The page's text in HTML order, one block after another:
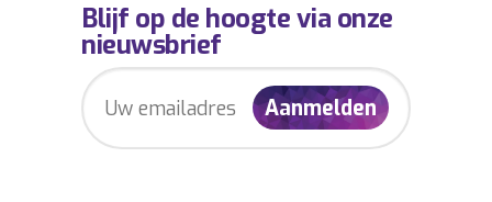
Blijf op de hoogte via onze
nieuwsbrief